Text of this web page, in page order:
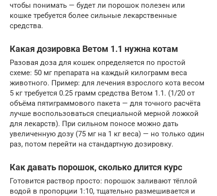
чтобы понимать — будет ли порошок полезен или
кошке требуется более сильные лекарственные
средства.
Какая дозировка Ветом 1.1 нужна котам
Разовая доза для кошек определяется по простой
схеме: 50 мг препарата на каждый килограмм веса
животного. Пример: для лечения взрослого кота весом
5 кг требуется 0.25 грамм средства Ветом 1.1. (1/20 от
объёма пятиграммового пакета — для точного расчёта
лучше воспользоваться специальной мерной ложкой
для лекарств). При сильном поносе можно дать
увеличенную дозу (75 мг на 1 кг веса) — но только один
раз, потом перейти на стандартную дозировку.
Как давать порошок, сколько длится курс
Готовится раствор просто: порошок заливают тёплой
водой в пропорции 1:10, тщательно размешивается и